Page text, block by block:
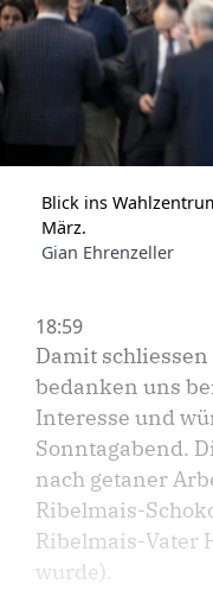
Blick ins
März.
Gian Ehrenzeller
18:59
Damit
bedanken uns
Interesse und
Sonntagabend.
nach getaner
Ribelmais-
Ribelmais-Vater
wurde).